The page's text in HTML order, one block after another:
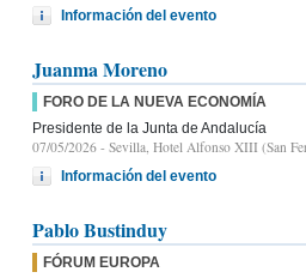
Información del evento
Juanma Moreno
FORO DE LA NUEVA ECONOMÍA
Presidente de la Junta de Andalucía
07/05/2026 - Sevilla, Hotel Alfonso XIII (San
Información del evento
Pablo Bustinduy
FÓRUM EUROPA